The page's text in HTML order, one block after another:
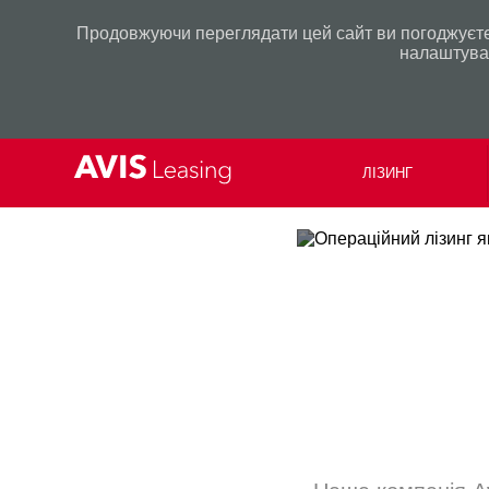
Продовжуючи переглядати цей сайт ви
ЛІЗИНГ